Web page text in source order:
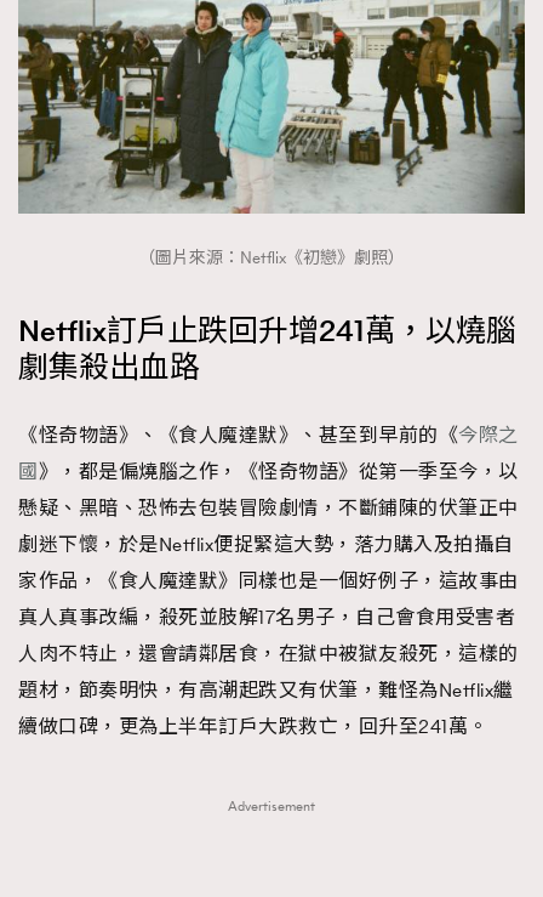
EmpowerF
FashionWeek FigaroAesthetic
（圖片來源：Netflix《初戀》劇照）
Netflix訂戶止跌回升增241萬，以燒腦
劇集殺出血路
《怪奇物語》、《食人魔達默》、甚至到早前的《今際之
國》，都是偏燒腦之作，《怪奇物語》從第一季至今，以
懸疑、黑暗、恐怖去包裝冒險劇情，不斷鋪陳的伏筆正中
劇迷下懷，於是Netflix便捉緊這大勢，落力購入及拍攝自
家作品，《食人魔達默》同樣也是一個好例子，這故事由
真人真事改編，殺死並肢解17名男子，自己會食用受害者
人肉不特止，還會請鄰居食，在獄中被獄友殺死，這樣的
題材，節奏明快，有高潮起跌又有伏筆，難怪為Netflix繼
續做口碑，更為上半年訂戶大跌救亡，回升至241萬。
Advertisement